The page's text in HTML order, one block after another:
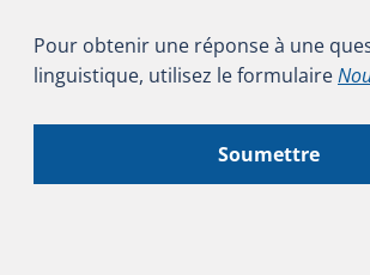
Pour obtenir une réponse à une
linguistique, utilisez le formulaire
Soumettre